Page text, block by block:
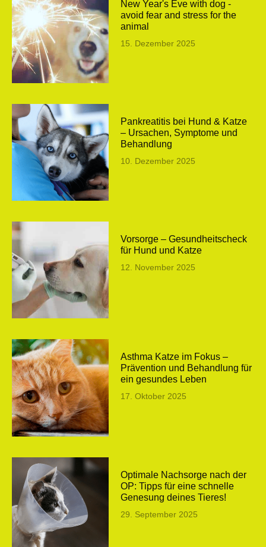
New Year's Eve with dog -
avoid fear and stress for the
animal
15. Dezember 2025
Pankreatitis bei Hund & Katze
– Ursachen, Symptome und
Behandlung
10. Dezember 2025
Vorsorge – Gesundheitscheck
für Hund und Katze
12. November 2025
Asthma Katze im Fokus –
Prävention und Behandlung für
ein gesundes Leben
17. Oktober 2025
Optimale Nachsorge nach der
OP: Tipps für eine schnelle
Genesung deines Tieres!
29. September 2025